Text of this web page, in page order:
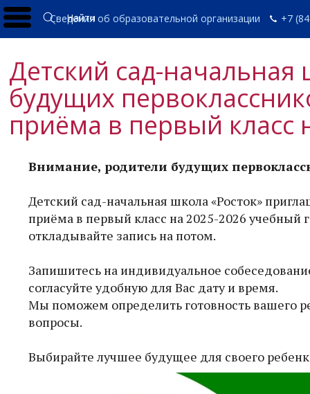
Найти
Сведения об образовательной организации +7
Детский сад-начальная
будущих
приёма в первый класс
Внимание, родители будущих
Детский сад-начальная школа «Росток»
приёма в первый класс на 2025-2026 учебный
откладывайте запись на потом.
Запишитесь на индивидуальное
согласуйте удобную для Вас дату и время.
Мы поможем определить готовность вашего
вопросы.
Выбирайте лучшее будущее для своего